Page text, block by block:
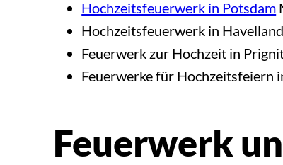
Hochzeitsfeuerwerk in Potsdam
Hochzeitsfeuerwerk in
Feuerwerk zur Hochzeit in
Feuerwerke für Hochzeitsfeiern
Feuerwerk